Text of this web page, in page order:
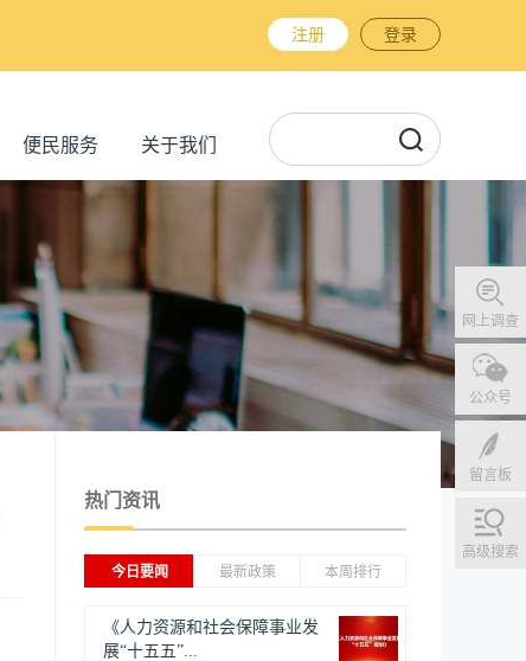
注册 登录
便民服务 关于我们
网上调查
公众号
留言板
高级搜索
热门资讯
今日要闻 最新政策 本周排行
《人力资源和社会保障事业发
展“十五五”...